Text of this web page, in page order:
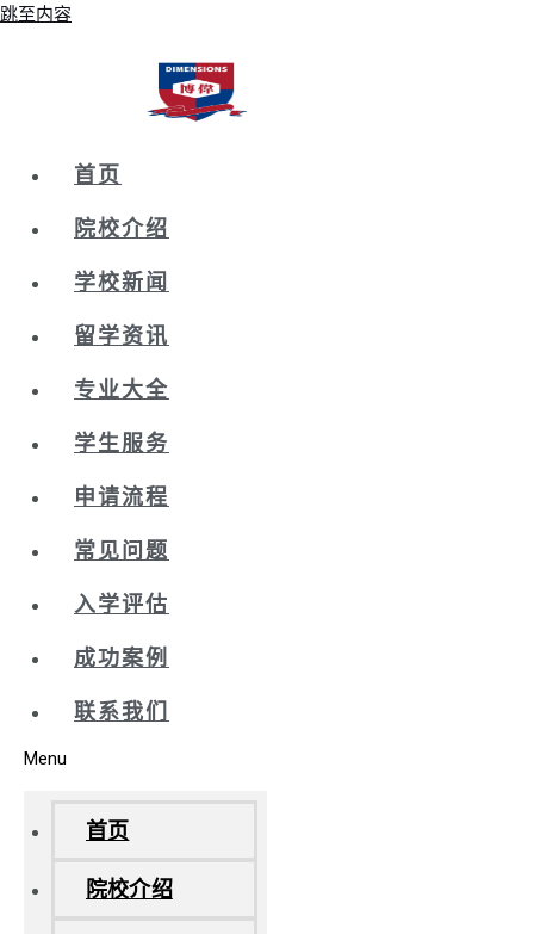
跳至内容
首页
院校介绍
学校新闻
留学资讯
专业大全
学生服务
申请流程
常见问题
入学评估
成功案例
联系我们
Menu
首页
院校介绍